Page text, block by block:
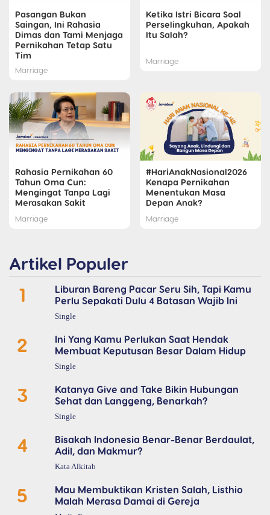
Pasangan Bukan
Saingan, Ini Rahasia
Dimas dan Tami Menjaga
Pernikahan Tetap Satu
Tim
Marriage
Ketika Istri Bicara Soal
Perselingkuhan, Apakah
Itu Salah?
Marriage
Rahasia Pernikahan 60
Tahun Oma Cun:
Mengingat Tanpa Lagi
Merasakan Sakit
Marriage
#HariAnakNasional2026
Kenapa Pernikahan
Menentukan Masa
Depan Anak?
Marriage
Artikel Populer
1
Liburan Bareng Pacar Seru Sih, Tapi Kamu
Perlu Sepakati Dulu 4 Batasan Wajib Ini
Single
2
Ini Yang Kamu Perlukan Saat Hendak
Membuat Keputusan Besar Dalam Hidup
Single
3
Katanya Give and Take Bikin Hubungan
Sehat dan Langgeng, Benarkah?
Single
4
Bisakah Indonesia Benar-Benar Berdaulat,
Adil, dan Makmur?
Kata Alkitab
5
Mau Membuktikan Kristen Salah, Listhio
Malah Merasa Damai di Gereja